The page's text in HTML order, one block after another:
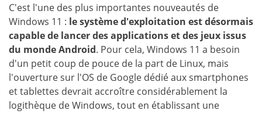
C'est l'une des plus importantes nouveautés de
Windows 11 : le système d'exploitation est désormais
capable de lancer des applications et des jeux issus
du monde Android. Pour cela, Windows 11 a besoin
d'un petit coup de pouce de la part de Linux, mais
l'ouverture sur l'OS de Google dédié aux smartphones
et tablettes devrait accroître considérablement la
logithèque de Windows, tout en établissant une